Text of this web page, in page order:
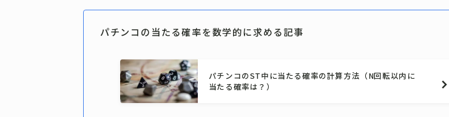
パチンコの当たる確率を数学的に求める記事
パチンコのST中に当たる確率の計算方法（N回転以内に
当たる確率は？）